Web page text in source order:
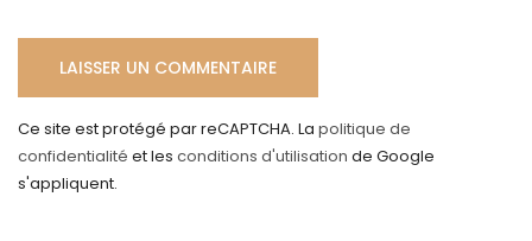
Ce site est protégé par reCAPTCHA. La politique de
confidentialité et les conditions d'utilisation de Google
s'appliquent.